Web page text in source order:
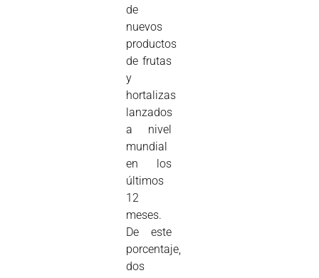
de
nuevos
productos
de frutas
y
hortalizas
lanzados
a nivel
mundial
en los
últimos
12
meses.
De este
porcentaje,
dos